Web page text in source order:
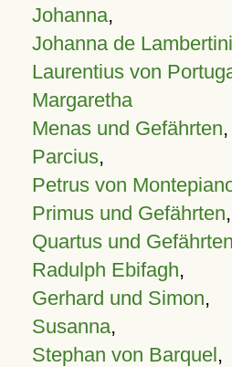
Johanna,
Johanna de Lambertini
Laurentius von
Margaretha
Menas und Gefährten,
Parcius,
Petrus von
Primus und Gefährten,
Quartus und Gefährten
Radulph Ebifagh,
Gerhard und Simon,
Susanna,
Stephan von Barquel,